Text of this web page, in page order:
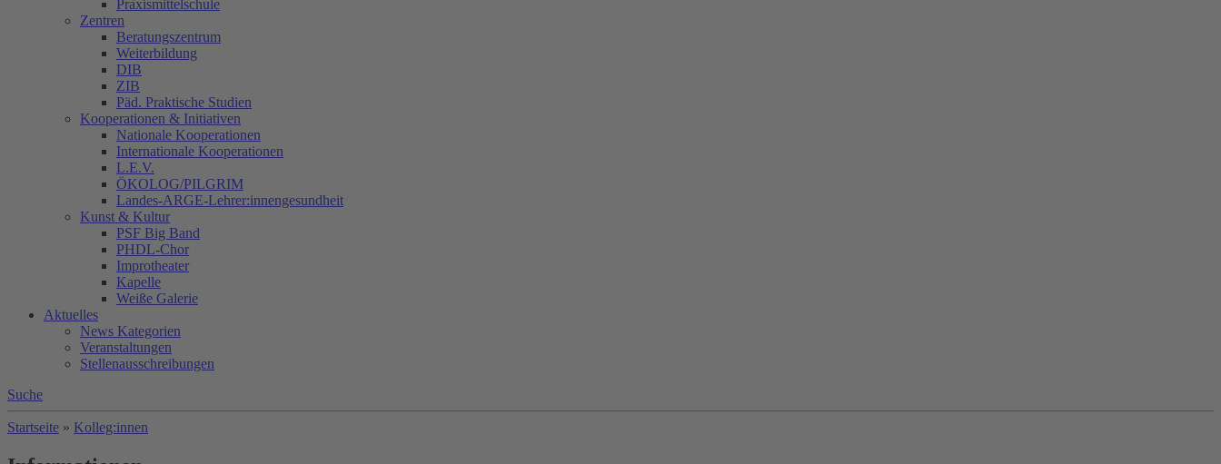
Praxismittelschule
Zentren
Beratungszentrum
Weiterbildung
DIB
ZIB
Päd. Praktische Studien
Kooperationen & Initiativen
Nationale Kooperationen
Internationale Kooperationen
L.E.V.
ÖKOLOG/PILGRIM
Landes-ARGE-Lehrer:innengesundheit
Kunst & Kultur
PSF Big Band
PHDL-Chor
Improtheater
Kapelle
Weiße Galerie
Aktuelles
News Kategorien
Veranstaltungen
Stellenausschreibungen
Suche
Startseite » Kolleg:innen